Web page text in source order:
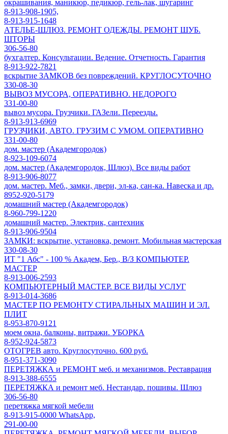
окрашивания, маникюр, педикюр, гель-лак, шугаринг
8-913-908-1905,
8-913-915-1648
АТЕЛЬЕ-ШЛЮЗ. РЕМОНТ ОДЕЖДЫ. РЕМОНТ ШУБ.
ШТОРЫ
306-56-80
бухгалтер. Консультации. Ведение. Отчетность. Гарантия
8-913-922-7821
вскрытие ЗАМКОВ без повреждений. КРУГЛОСУТОЧНО
330-08-30
ВЫВОЗ МУСОРА, ОПЕРАТИВНО. НЕДОРОГО
331-00-80
вывоз мусора. Грузчики. ГАЗели. Переезды.
8-913-913-6969
ГРУЗЧИКИ, АВТО. ГРУЗИМ С УМОМ. ОПЕРАТИВНО
331-00-80
дом. мастер (Академгородок)
8-923-109-6074
дом. мастер (Академгородок, Шлюз). Все виды работ
8-913-906-8077
дом. мастер. Меб., замки, двери, эл-ка, сан-ка. Навеска и др.
8952-920-5179
домашний мастер (Академгородок)
8-960-799-1220
домашний мастер. Электрик, сантехник
8-913-906-9504
ЗАМКИ: вскрытие, установка, ремонт. Мобильная мастерская
330-08-30
ИТ "1 Абс" - 100 % Академ, Бер., В/З КОМПЬЮТЕР.
МАСТЕР
8-913-006-2593
КОМПЬЮТЕРНЫЙ МАСТЕР. ВСЕ ВИДЫ УСЛУГ
8-913-014-3686
МАСТЕР ПО РЕМОНТУ СТИРАЛЬНЫХ МАШИН И ЭЛ.
ПЛИТ
8-953-870-9121
моем окна, балконы, витражи. УБОРКА
8-952-924-5873
ОТОГРЕВ авто. Круглосуточно. 600 руб.
8-951-371-3090
ПЕРЕТЯЖКА и РЕМОНТ меб. и механизмов. Реставрация
8-913-388-6555
ПЕРЕТЯЖКА и ремонт меб. Нестандар. пошивы. Шлюз
306-56-80
перетяжка мягкой мебели
8-913-915-0000 WhatsApp,
291-00-00